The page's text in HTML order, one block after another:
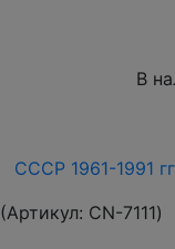
В
СССР 1961-1991
(Артикул: СN-7111)